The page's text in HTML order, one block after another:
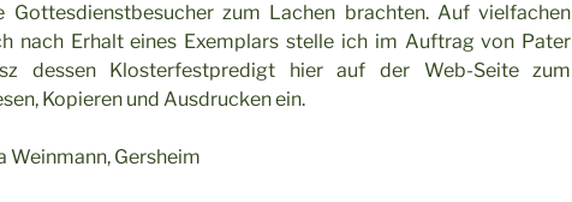
Gottesdienstbesucher zum Lachen brachten. Auf vielfachen
nach Erhalt eines Exemplars stelle ich im Auftrag von Pater
dessen Klosterfestpredigt hier auf der Web-Seite zum
Kopieren und Ausdrucken ein.
Weinmann, Gersheim